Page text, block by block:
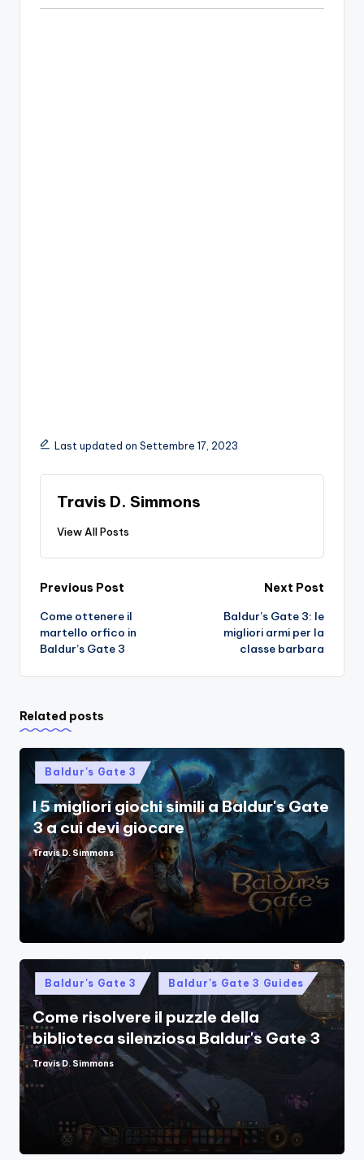
Last updated on Settembre 17, 2023
Travis D. Simmons
View All Posts
Post
navigation
Previous Post
Come ottenere il
martello orfico in
Baldur’s Gate 3
Next Post
Baldur’s Gate 3: le
migliori armi per la
classe barbara
Related posts
Posted
in
Baldur's Gate 3
I 5 migliori giochi simili a Baldur's Gate
3 a cui devi giocare
Posted
by
Travis D. Simmons
Posted
in
Baldur's Gate 3 Baldur's Gate 3 Guides
Come risolvere il puzzle della
biblioteca silenziosa Baldur's Gate 3
Posted
Travis D. Simmons